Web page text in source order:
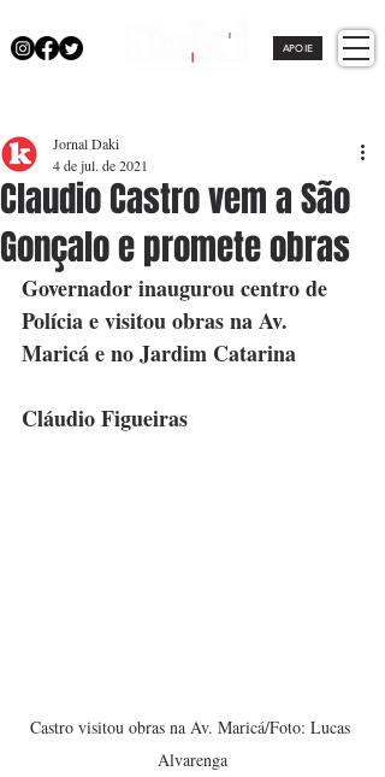
APOIE
Claudio Castro vem a São
Gonçalo e promete obras
Jornal Daki
4 de jul. de 2021
Governador inaugurou centro de
Polícia e visitou obras na Av.
Maricá e no Jardim Catarina
Cláudio Figueiras
Castro visitou obras na Av. Maricá/Foto: Lucas
Alvarenga